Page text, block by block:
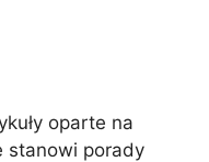
oparte na
stanowi porady